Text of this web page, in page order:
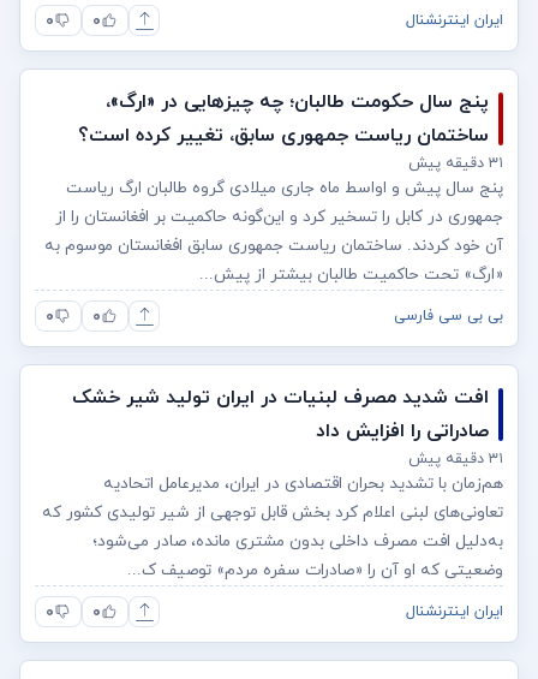
ایران اینترنشنال ۰ ۰
پنج سال حکومت طالبان؛ چه چیزهایی در «ارگ»،
ساختمان ریاست جمهوری سابق، تغییر کرده است؟
۳۱ دقیقه پیش
پنج سال پیش و اواسط ماه جاری میلادی گروه طالبان ارگ ریاست
جمهوری در کابل را تسخیر کرد و این‌گونه حاکمیت بر افغانستان را از
آن خود کردند. ساختمان ریاست جمهوری سابق افغانستان موسوم به
«ارگ» تحت حاکمیت طالبان بیشتر از پیش...
بی بی سی فارسی ۰ ۰
افت شدید مصرف لبنیات در ایران تولید شیر خشک
صادراتی را افزایش داد
۳۱ دقیقه پیش
هم‌زمان با تشدید بحران اقتصادی در ایران، مدیرعامل اتحادیه
تعاونی‌های لبنی اعلام کرد بخش قابل توجهی از شیر تولیدی کشور که
به‌دلیل افت مصرف داخلی بدون مشتری مانده، صادر می‌شود؛
وضعیتی که او آن را «صادرات سفره مردم» توصیف ک...
ایران اینترنشنال ۰ ۰